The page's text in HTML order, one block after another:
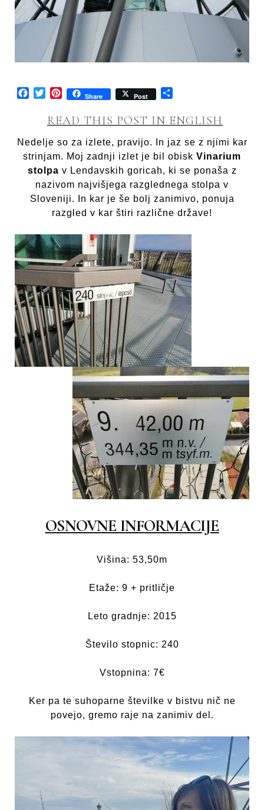
Facebook
TwitterPinterest
Share Post
READ THIS POST IN ENGLISH
Nedelje so za izlete, pravijo. In jaz se z njimi kar
strinjam. Moj zadnji izlet je bil obisk Vinarium
stolpa v Lendavskih goricah, ki se ponaša z
nazivom najvišjega razglednega stolpa v
Sloveniji. In kar je še bolj zanimivo, ponuja
razgled v kar štiri različne države!
OSNOVNE INFORMACIJE
Višina: 53,50m
Etaže: 9 + pritličje
Leto gradnje: 2015
Število stopnic: 240
Vstopnina: 7€
Ker pa te suhoparne številke v bistvu nič ne
povejo, gremo raje na zanimiv del.